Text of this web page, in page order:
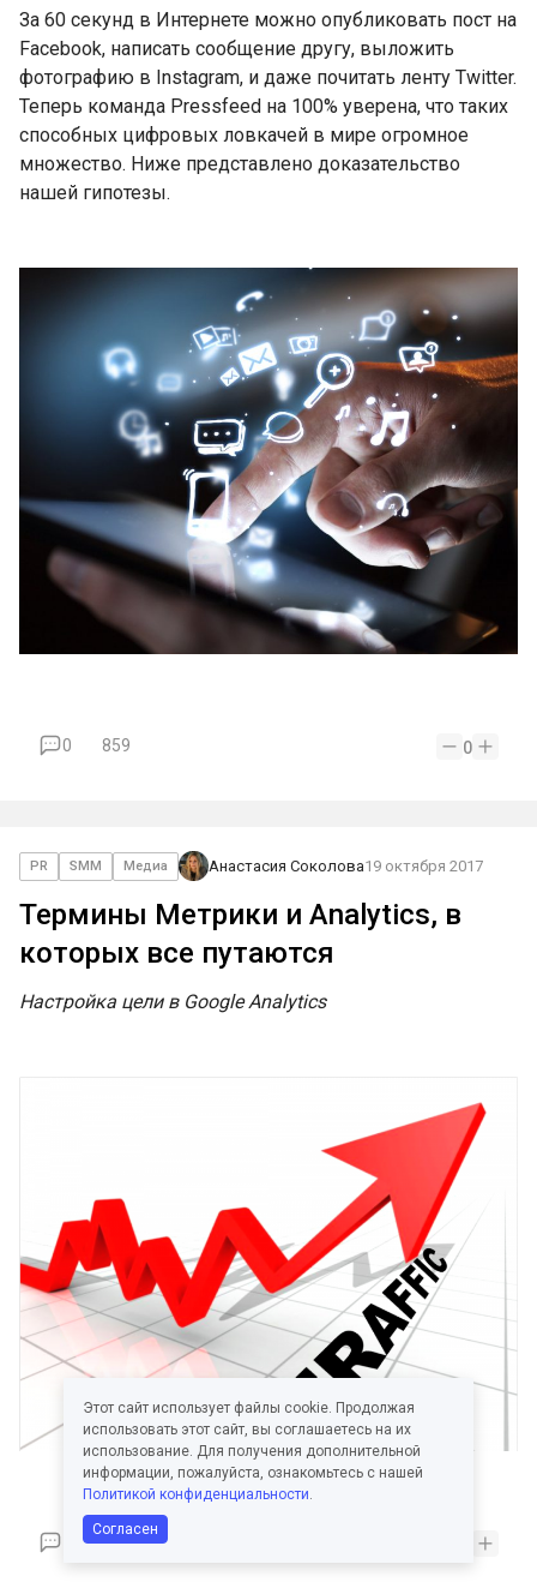
За 60 секунд в Интернете можно опубликовать пост на
Facebook, написать сообщение другу, выложить
фотографию в Instagram, и даже почитать ленту Twitter.
Теперь команда Pressfeed на 100% уверена, что таких
способных цифровых ловкачей в мире огромное
множество. Ниже представлено доказательство
нашей гипотезы.
0 859 0
PR SMM Медиа Анастасия Соколова19 октября 2017
Термины Метрики и Analytics, в
которых все путаются
Настройка цели в Google Analytics
7.3K
Этот сайт использует файлы cookie. Продолжая
использовать этот сайт, вы соглашаетесь на их
использование. Для получения дополнительной
информации, пожалуйста, ознакомьтесь с нашей
Политикой конфиденциальности.
Согласен